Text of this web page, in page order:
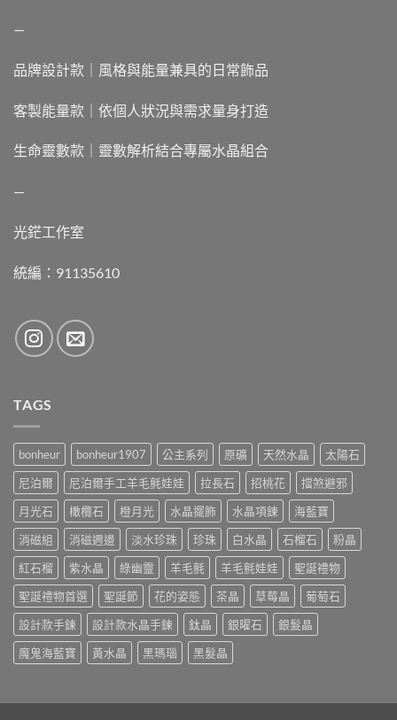
—
品牌設計款｜風格與能量兼具的日常飾品
客製能量款｜依個人狀況與需求量身打造
生命靈數款｜靈數解析結合專屬水晶組合
—
光鋩工作室
統編：91135610
TAGS
bonheur bonheur1907 公主系列 原礦 天然水晶
太陽石
尼泊爾
尼泊爾手工羊毛氈娃娃 拉長石 招桃花
擋煞避邪
月光石
橄欖石 橙月光 水晶擺飾 水晶項鍊
海藍寶
消磁組
消磁週邊 淡水珍珠 珍珠 白水晶 石榴石
粉晶
紅石榴
紫水晶 綠幽靈 羊毛氈 羊毛氈娃娃
聖誕禮物
聖誕禮物首選
聖誕節 花的姿態 茶晶 草莓晶
葡萄石
設計款手鍊
設計款水晶手鍊 鈦晶 銀曜石
銀髮晶
魔鬼海藍寶
黃水晶 黑瑪瑙 黑髮晶